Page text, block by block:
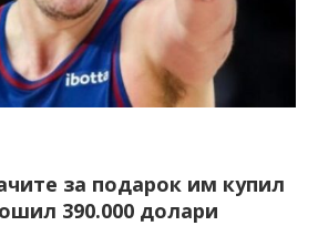
за подарок им купил
390.000 долари